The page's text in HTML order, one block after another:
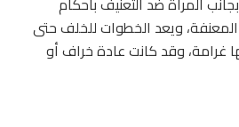
المعنفة، ويعد الخطوات للخلف حتى
غرامة، وقد كانت عادة خراف أو